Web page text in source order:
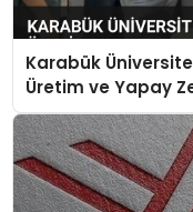
Karabük
Üretim ve Yapay